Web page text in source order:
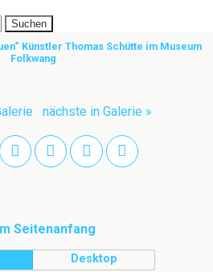
Künstler Thomas Schütte im Museum
Folkwang
nächste in Galerie »
Seitenanfang
Desktop